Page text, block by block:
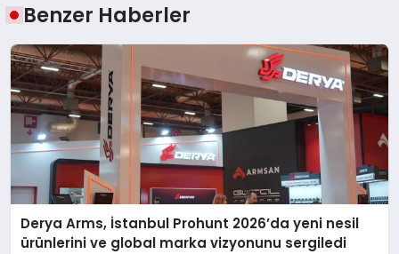
Benzer Haberler
Derya Arms, İstanbul Prohunt 2026’da yeni nesil
ürünlerini ve global marka vizyonunu sergiledi